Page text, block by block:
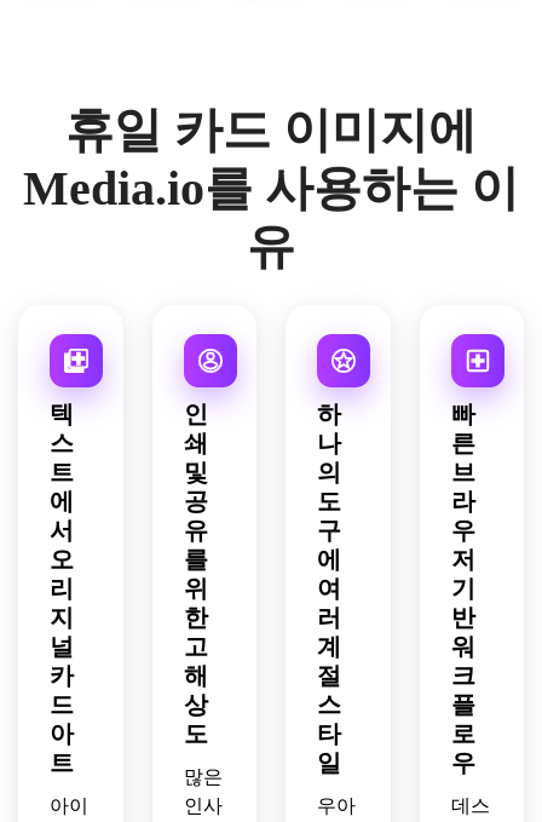
선명
한 고
디테
일 인
드 아
트워
능한
인사
말 카
드 구
이션.
카드
아트
조명,
표현
력이
풍부
타일
링,
따뜻
하고
장난
스러
운 분
위기,
세련
된 일
러스
트레
이션
디테
일,
균형
잡힌
임,
환영
하는
계절
분위
지만
세련
이아
촉감
소재,
나무
와 돌
로 풍
부한
팔레
트,
브 공
현대
적인
부드
러운
질감,
차분
하고
세련
된 분
위기,
매우
읽기
쉬운
구성,
우아
한 인
쇄 가
능한
계절
카드
휴일 카드 이미지에
Media.io를 사용하는 이
유
텍
스
트
에
서
오
리
지
널
카
드
아
트
아이
인
쇄
및
공
유
를
위
한
고
해
상
도
많은
인사
하
나
의
도
구
에
여
러
계
절
스
타
일
우아
빠
른
브
라
우
저
기
반
워
크
플
로
우
데스